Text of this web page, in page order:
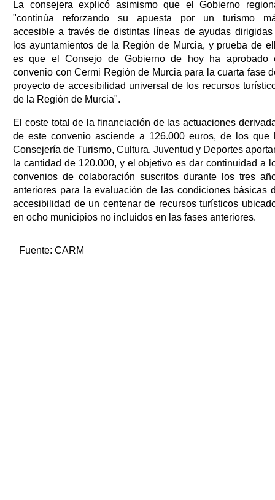
La consejera explicó asimismo que el Gobierno
"continúa reforzando su apuesta por un turismo
accesible a través de distintas líneas de ayudas dirigidas
los ayuntamientos de la Región de Murcia, y prueba de
es que el Consejo de Gobierno de hoy ha aprobado
convenio con Cermi Región de Murcia para la cuarta fase
proyecto de accesibilidad universal de los recursos
de la Región de Murcia".
El coste total de la financiación de las actuaciones
de este convenio asciende a 126.000 euros, de los que
Consejería de Turismo, Cultura, Juventud y Deportes
la cantidad de 120.000, y el objetivo es dar continuidad a
convenios de colaboración suscritos durante los tres
anteriores para la evaluación de las condiciones básicas
accesibilidad de un centenar de recursos turísticos
en ocho municipios no incluidos en las fases anteriores.
Fuente: CARM